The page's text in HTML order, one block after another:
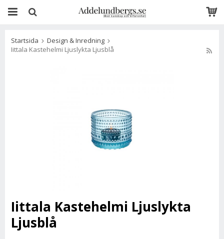
Startsida
Design & Inredning
Iittala Kastehelmi Ljuslykta Ljusblå
Iittala Kastehelmi Ljuslykta
Ljusblå